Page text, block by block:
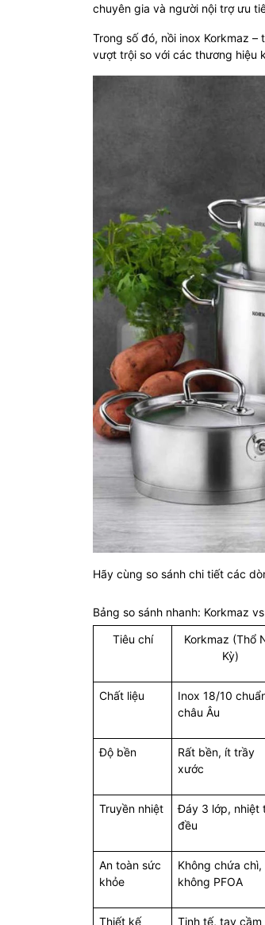
chuyên gia và người nội trợ ưu
Trong số đó, nồi inox Korkmaz
vượt trội so với các thương hiệu
Hãy cùng so sánh chi tiết các
Bảng so sánh nhanh: Korkmaz
Tiêu chí
Korkmaz (Thổ
Kỳ)
Chất liệu
Inox 18/10
châu Âu
Độ bền
Rất bền, ít trầy
xước
Truyền nhiệt
Đáy 3 lớp, nhiệt
đều
An toàn sức
khỏe
Không chứa chì,
không PFOA
Thiết kế
Tinh tế, tay cầm